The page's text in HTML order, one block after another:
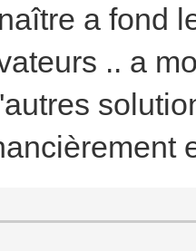
a fond
.. a